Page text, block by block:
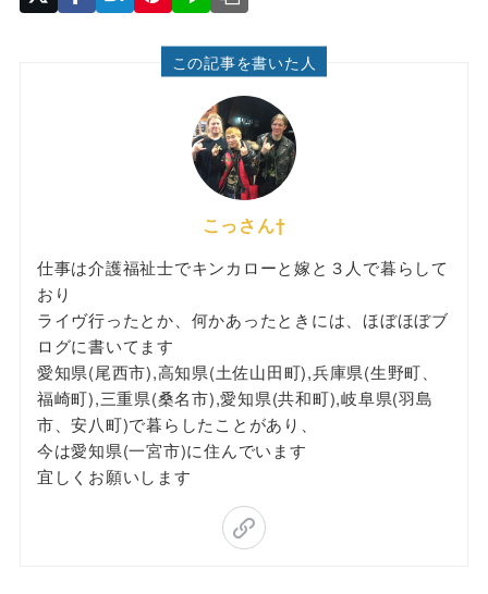
この記事を書いた人
こっさん†
仕事は介護福祉士でキンカローと嫁と３人で暮らして
おり
ライヴ行ったとか、何かあったときには、ほぼほぼブ
ログに書いてます
愛知県(尾西市),高知県(土佐山田町),兵庫県(生野町、
福崎町),三重県(桑名市),愛知県(共和町),岐阜県(羽島
市、安八町)で暮らしたことがあり、
今は愛知県(一宮市)に住んでいます
宜しくお願いします